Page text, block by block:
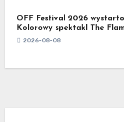
OFF Festival 2026
Kolorowy spektakl The
2026-08-08